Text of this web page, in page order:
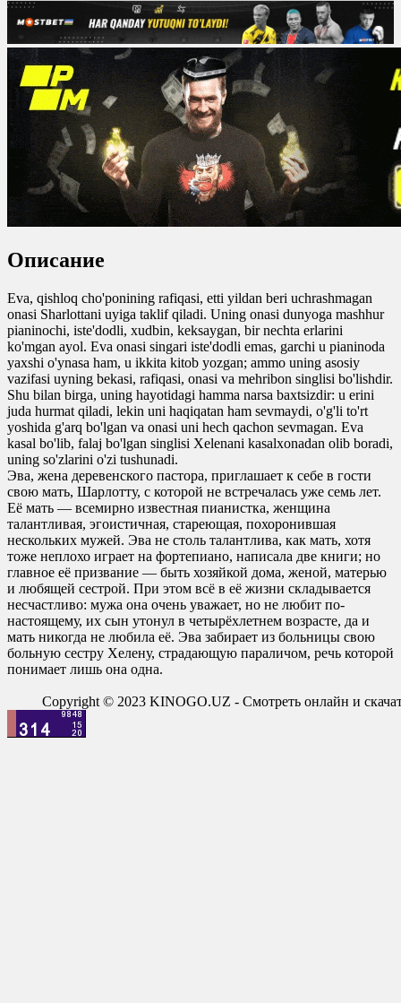
yuklash
0
0
Описание
Eva, qishloq cho'ponining rafiqasi, etti yildan beri uchrashmagan
onasi Sharlottani uyiga taklif qiladi. Uning onasi dunyoga mashhur
pianinochi, iste'dodli, xudbin, keksaygan, bir nechta erlarini
ko'mgan ayol. Eva onasi singari iste'dodli emas, garchi u pianinoda
yaxshi o'ynasa ham, u ikkita kitob yozgan; ammo uning asosiy
vazifasi uyning bekasi, rafiqasi, onasi va mehribon singlisi bo'lishdir.
Shu bilan birga, uning hayotidagi hamma narsa baxtsizdir: u erini
juda hurmat qiladi, lekin uni haqiqatan ham sevmaydi, o'g'li to'rt
yoshida g'arq bo'lgan va onasi uni hech qachon sevmagan. Eva
kasal bo'lib, falaj bo'lgan singlisi Xelenani kasalxonadan olib boradi,
uning so'zlarini o'zi tushunadi.
Эва, жена деревенского пастора, приглашает к себе в гости
свою мать, Шарлотту, с которой не встречалась уже семь лет.
Её мать — всемирно известная пианистка, женщина
талантливая, эгоистичная, стареющая, похоронившая
нескольких мужей. Эва не столь талантлива, как мать, хотя
тоже неплохо играет на фортепиано, написала две книги; но
главное её призвание — быть хозяйкой дома, женой, матерью
и любящей сестрой. При этом всё в её жизни складывается
несчастливо: мужа она очень уважает, но не любит по-
настоящему, их сын утонул в четырёхлетнем возрасте, да и
мать никогда не любила её. Эва забирает из больницы свою
больную сестру Хелену, страдающую параличом, речь которой
понимает лишь она одна.
Copyright © 2023 KINOGO.UZ - Смотреть онлайн и